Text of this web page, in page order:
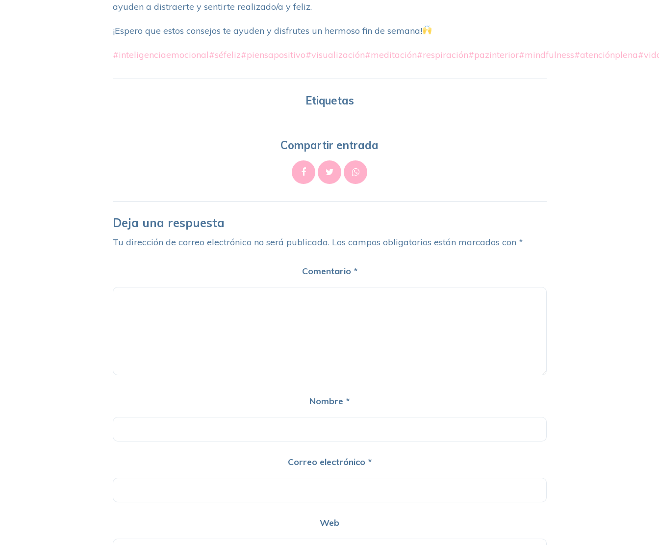
ayuden a distraerte y sentirte realizado/a y feliz.
¡Espero que estos consejos te ayuden y disfrutes un hermoso fin de semana!
#inteligenciaemocional#séfeliz#piensapositivo#visualización#meditación#respiración#pazinterior#mindfulness#atenciónplena
Etiquetas
Compartir entrada
Deja una respuesta
Tu dirección de correo electrónico no será publicada. Los campos obligatorios están marcados con *
Comentario *
Nombre *
Correo electrónico *
Web